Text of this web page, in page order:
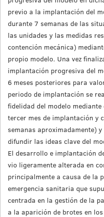
previo a la implantación del
durante 7 semanas de las
las unidades y las medidas
contención mecánica)
propio modelo. Una vez
implantación progresiva del
6 meses posteriores para
periodo de implantación se
fidelidad del modelo
tercer mes de implantación y
semanas aproximadamente)
difundir las ideas clave del
El desarrollo e implantación
vio ligeramente alterada en
principalmente a causa de la
emergencia sanitaria que
centrada en la gestión de la
a la aparición de brotes en